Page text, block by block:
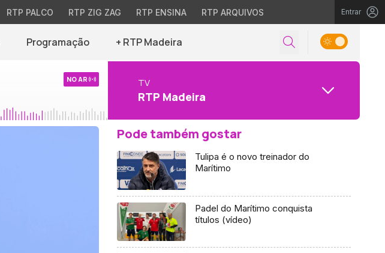
RTP PALCO RTP ZIG ZAG RTP ENSINA RTP ARQUIVOS Entrar
Programação + RTP Madeira
NO AR TV
RTP Madeira
Pode também gostar
Tulipa é o novo treinador do
Marítimo
Padel do Marítimo conquista
títulos (vídeo)